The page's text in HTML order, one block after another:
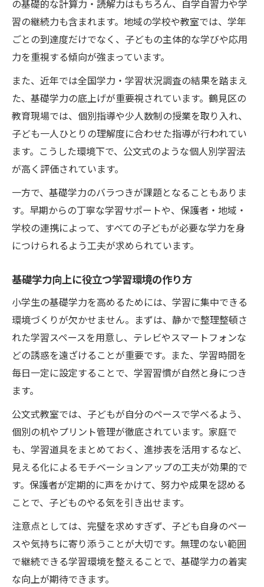
の基礎的な計算力・読解力はもちろん、自学自習力や学
習の継続力も含まれます。地域の学校や教室では、学年
ごとの到達度だけでなく、子どもの主体的な学びや応用
力を重視する傾向が強まっています。
また、近年では全国学力・学習状況調査の結果を踏まえ
た、基礎学力の底上げが重要視されています。鶴見区の
教育現場では、個別指導や少人数制の授業を取り入れ、
子ども一人ひとりの理解度に合わせた指導が行われてい
ます。こうした環境下で、公文式のような個人別学習法
が高く評価されています。
一方で、基礎学力のバラつきが課題となることもありま
す。早期からの丁寧な学習サポートや、保護者・地域・
学校の連携によって、すべての子どもが必要な学力を身
につけられるよう工夫が求められています。
基礎学力向上に役立つ学習環境の作り方
小学生の基礎学力を高めるためには、学習に集中できる
環境づくりが欠かせません。まずは、静かで整理整頓さ
れた学習スペースを用意し、テレビやスマートフォンな
どの誘惑を遠ざけることが重要です。また、学習時間を
毎日一定に設定することで、学習習慣が自然と身につき
ます。
公文式教室では、子どもが自分のペースで学べるよう、
個別の机やプリント管理が徹底されています。家庭で
も、学習道具をまとめておく、進捗表を活用するなど、
見える化によるモチベーションアップの工夫が効果的で
す。保護者が定期的に声をかけて、努力や成果を認める
ことで、子どものやる気を引き出せます。
注意点としては、完璧を求めすぎず、子ども自身のペー
スや気持ちに寄り添うことが大切です。無理のない範囲
で継続できる学習環境を整えることで、基礎学力の着実
な向上が期待できます。